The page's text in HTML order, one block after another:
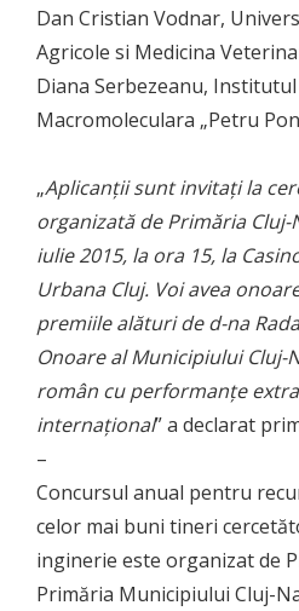
Dan Cristian Vodnar,
Agricole si Medicina
Diana Serbezeanu, Institutul
Macromoleculara „Petru
„Aplicanții sunt invitați la
organizată de Primăria Cluj-
iulie 2015, la ora 15, la
Urbana Cluj. Voi avea
premiile alături de d-na
Onoare al Municipiului Cluj-
român cu performanțe
internațional” a declarat
–
Concursul anual pentru
celor mai buni tineri
inginerie este organizat de
Primăria Municipiului Cluj-